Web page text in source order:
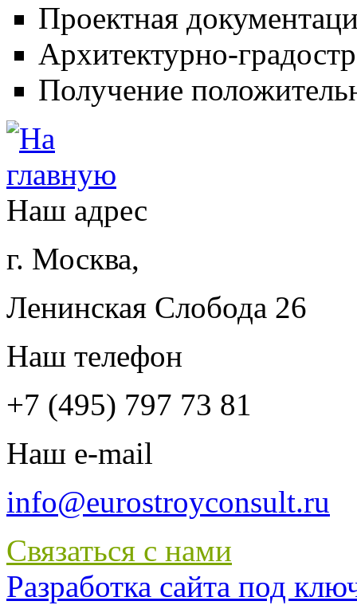
Проектная
Архитектурно-
Получение
Наш адрес
г. Москва,
Ленинская Слобода 26
Наш телефон
+7 (495) 797 73 81
Наш e-mail
info@eurostroyconsult.ru
Связаться с нами
Разработка сайта под